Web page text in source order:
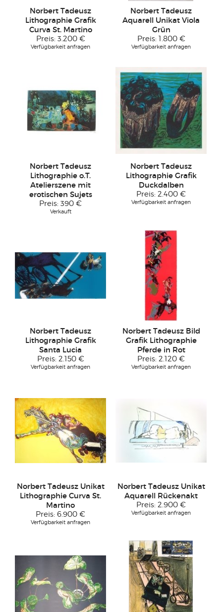
Norbert Tadeusz
Lithographie Grafik
Curva St. Martino
Preis: 3.200 €
Verfügbarkeit anfragen
Norbert Tadeusz
Aquarell Unikat Viola
Grün
Preis: 1.800 €
Verfügbarkeit anfragen
Norbert Tadeusz
Lithographie o.T.
Atelierszene mit
erotischen Sujets
Preis: 390 €
Verkauft
Norbert Tadeusz
Lithographie Grafik
Duckdalben
Preis: 2.400 €
Verfügbarkeit anfragen
Norbert Tadeusz
Lithographie Grafik
Santa Lucia
Preis: 2.150 €
Verfügbarkeit anfragen
Norbert Tadeusz Bild
Grafik Lithographie
Pferde in Rot
Preis: 2.120 €
Verfügbarkeit anfragen
Norbert Tadeusz Unikat
Lithographie Curva St.
Martino
Preis: 6.900 €
Verfügbarkeit anfragen
Norbert Tadeusz Unikat
Aquarell Rückenakt
Preis: 2.900 €
Verfügbarkeit anfragen